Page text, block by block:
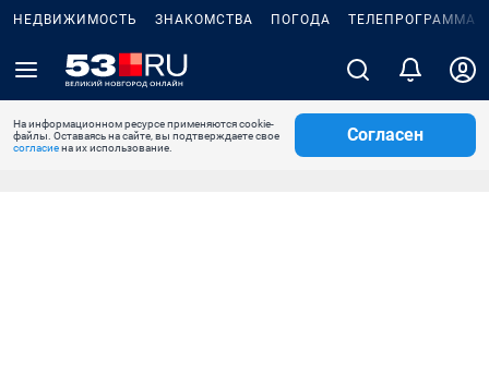
НЕДВИЖИМОСТЬ ЗНАКОМСТВА ПОГОДА ТЕЛЕПРОГРАММА
На информационном ресурсе применяются cookie-
файлы. Оставаясь на сайте, вы подтверждаете свое
согласиена их использование.
Согласен